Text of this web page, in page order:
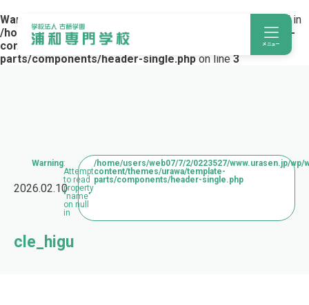
メニュー
Warning
: Trying to access array offset on value of type bool in
/home/users/web07/7/2/0223527/www.urasen.jp/wp/wp-
content/themes/urawa/template-
parts/components/header-single.php on line 3
2026.02.10
Warning:
Attempt
to read
property
"name"
on null
in
/home/users/web07/7/2/0223527/www.urasen.jp/wp/
content/themes/urawa/template-
parts/components/header-single.php
cle_higu